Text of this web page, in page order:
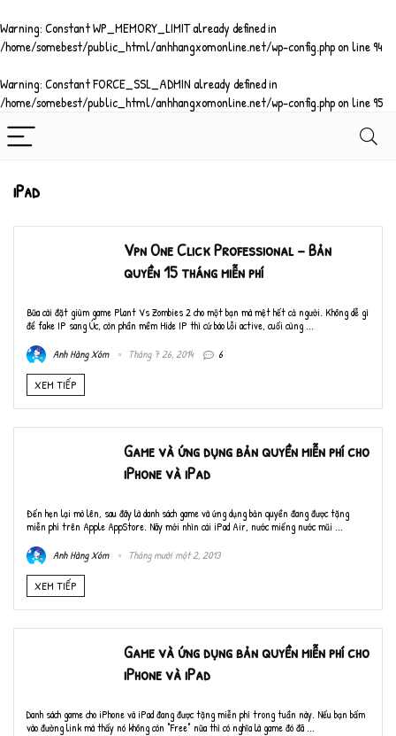
Warning: Constant WP_MEMORY_LIMIT already defined in
/home/somebest/public_html/anhhangxomonline.net/wp-config.phpon line94
Warning: Constant FORCE_SSL_ADMIN already defined in
/home/somebest/public_html/anhhangxomonline.net/wp-config.phpon line95
iPad
Vpn One Click Professional – Bản
quyền 15 tháng miễn phí
Bữa cài đặt giùm game Plant Vs Zombies 2 cho một bạn mà mệt hết cả người. Không dễ gì
để fake IP sang Úc, còn phần mềm Hide IP thì cứ báo lỗi active, cuối cùng ...
Anh Hàng Xóm
Tháng 7 26, 2014 6
XEM TIẾP
Game và ứng dụng bản quyền miễn phí cho
iPhone và iPad
Đến hẹn lại mò lên, sau đây là danh sách game và ứng dụng bản quyền đang được tặng
miễn phí trên Apple AppStore. Nãy mới nhìn cái iPad Air, nước miếng nước mũi ...
Anh Hàng Xóm
Tháng mười một 2, 2013
XEM TIẾP
Game và ứng dụng bản quyền miễn phí cho
iPhone và iPad
Danh sách game cho iPhone và iPad đang được tặng miễn phí trong tuần này. Nếu bạn bấm
vào đường link mà thấy nó không còn "Free" nữa thì có nghĩa là game đó đã ...